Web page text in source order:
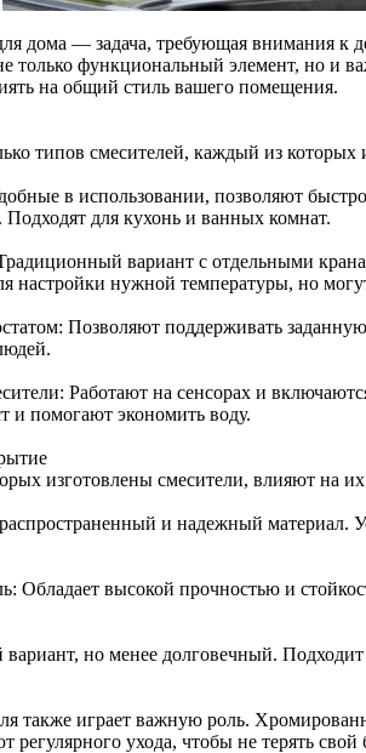
дома — задача, требующая внимания к
только функциональный элемент, но и
на общий стиль вашего помещения.
типов смесителей, каждый из которых
в использовании, позволяют
для кухонь и ванных комнат.
вариант с отдельными
настройки нужной температуры, но
Позволяют поддерживать
Работают на сенсорах и
и помогают экономить воду.
изготовлены смесители, влияют на
и надежный материал.
Обладает высокой прочностью и
но менее долговечный. Подходит
также играет важную роль.
регулярного ухода, чтобы не терять свой